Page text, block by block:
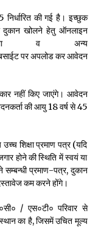
की गई है। इच्छुक
दुकान खोलने हेतु ऑनलाइन
व अन्य
पर अपलोड कर आवेदन
नहीं किए जाएंगे। आवेदन
की आयु 18 वर्ष से 45
शिक्षा प्रमाण पत्र (यदि
होने की स्थिति में स्वयं या
सम्बन्धी प्रमाण-पत्र, दुकान
कम करने होंगे।
/ एस०टी० परिवार से
का है, जिसमें उचित मूल्य